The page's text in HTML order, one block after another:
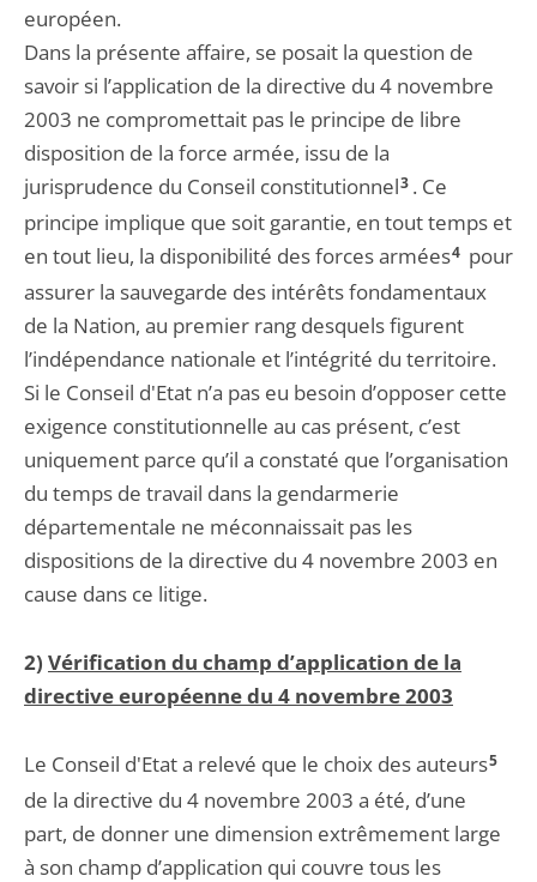
européen.
Dans la présente affaire, se posait la question de
savoir si l’application de la directive du 4 novembre
2003 ne compromettait pas le principe de libre
disposition de la force armée, issu de la
jurisprudence du Conseil constitutionnel3. Ce
principe implique que soit garantie, en tout temps et
en tout lieu, la disponibilité des forces armées4pour
assurer la sauvegarde des intérêts fondamentaux
de la Nation, au premier rang desquels figurent
l’indépendance nationale et l’intégrité du territoire.
Si le Conseil d'Etat n’a pas eu besoin d’opposer cette
exigence constitutionnelle au cas présent, c’est
uniquement parce qu’il a constaté que l’organisation
du temps de travail dans la gendarmerie
départementale ne méconnaissait pas les
dispositions de la directive du 4 novembre 2003 en
cause dans ce litige.
2) Vérification du champ d’application de la
directive européenne du 4 novembre 2003
Le Conseil d'Etat a relevé que le choix des auteurs5
de la directive du 4 novembre 2003 a été, d’une
part, de donner une dimension extrêmement large
à son champ d’application qui couvre tous les